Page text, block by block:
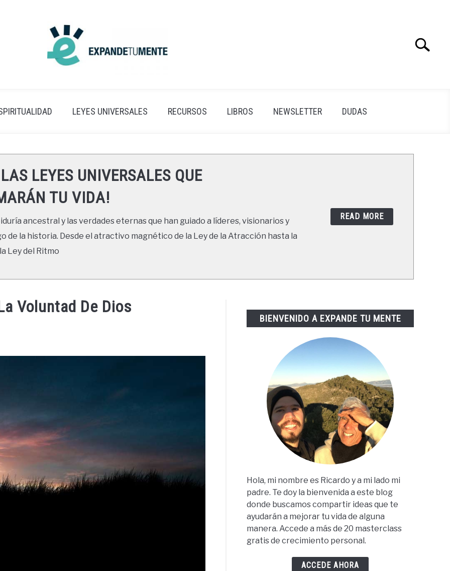
Search
LEYES UNIVERSALES RECURSOS LIBROS NEWSLETTER DUDAS
LEYES UNIVERSALES QUE
TU VIDA!
ancestral y las verdades eternas que han guiado a líderes, visionarios y
de la historia. Desde el atractivo magnético de la Ley de la Atracción hasta la
Ley del Ritmo
READ MORE
Voluntad De Dios
BIENVENIDO A EXPANDE TU MENTE
Hola, mi nombre es Ricardo y a mi lado mi
padre. Te doy la bienvenida a este blog
donde buscamos compartir ideas que te
ayudarán a mejorar tu vida de alguna
manera. Accede a más de 20 masterclass
gratis de crecimiento personal.
ACCEDE AHORA